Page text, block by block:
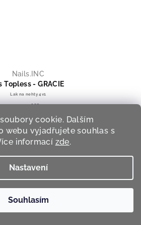
cookie. Dalším
webu vyjadřujete souhlas s
informací zde.
Nastavení
Souhlasím
Nails.INC
Topless - GRACIE
Lak na nehty 4v1
290 Kč
Skladem
Do košíku